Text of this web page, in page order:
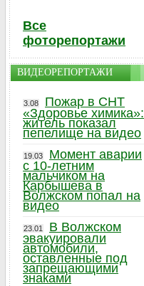
Все
фоторепортажи
ВИДЕОРЕПОРТАЖИ
3.08
Пожар в СНТ
«Здоровье химика»:
житель показал
пепелище на видео
19.03
Момент аварии
с 10-летним
мальчиком на
Карбышева в
Волжском попал на
видео
23.01
В Волжском
эвакуировали
автомобили,
оставленные под
запрещающими
знаками